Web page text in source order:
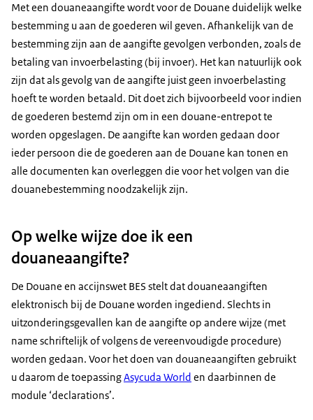
Met een douaneaangifte wordt voor de Douane duidelijk welke
bestemming u aan de goederen wil geven. Afhankelijk van de
bestemming zijn aan de aangifte gevolgen verbonden, zoals de
betaling van invoerbelasting (bij invoer). Het kan natuurlijk ook
zijn dat als gevolg van de aangifte juist geen invoerbelasting
hoeft te worden betaald. Dit doet zich bijvoorbeeld voor indien
de goederen bestemd zijn om in een douane-entrepot te
worden opgeslagen. De aangifte kan worden gedaan door
ieder persoon die de goederen aan de Douane kan tonen en
alle documenten kan overleggen die voor het volgen van die
douanebestemming noodzakelijk zijn.
Op welke wijze doe ik een
douaneaangifte?
De Douane en accijnswet BES stelt dat douaneaangiften
elektronisch bij de Douane worden ingediend. Slechts in
uitzonderingsgevallen kan de aangifte op andere wijze (met
name schriftelijk of volgens de vereenvoudigde procedure)
worden gedaan. Voor het doen van douaneaangiften gebruikt
u daarom de toepassingAsycuda World en daarbinnen de
module ‘declarations’.